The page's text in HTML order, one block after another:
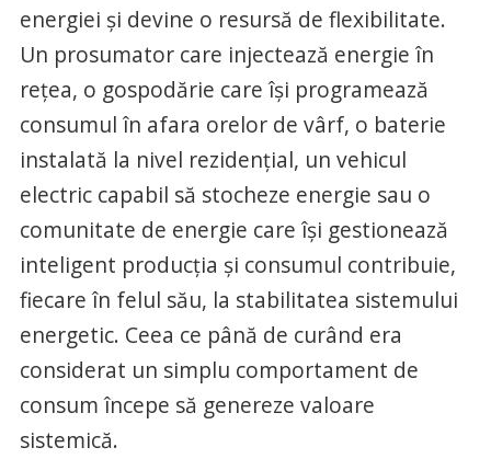
energiei și devine o resursă de flexibilitate.
Un prosumator care injectează energie în
rețea, o gospodărie care își programează
consumul în afara orelor de vârf, o baterie
instalată la nivel rezidențial, un vehicul
electric capabil să stocheze energie sau o
comunitate de energie care își gestionează
inteligent producția și consumul contribuie,
fiecare în felul său, la stabilitatea sistemului
energetic. Ceea ce până de curând era
considerat un simplu comportament de
consum începe să genereze valoare
sistemică.